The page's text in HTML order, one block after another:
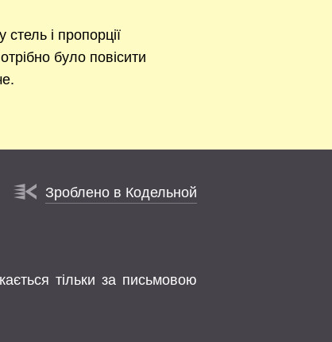
і пропорції
було повісити
Зроблено в Кодельной
тільки за письмовою